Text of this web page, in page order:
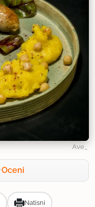
Ave_
Oceni
Natisni